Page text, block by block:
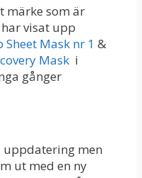
märke som är
visat upp
Mask nr 1 &
Mask i
gånger
uppdatering men
ut med en ny